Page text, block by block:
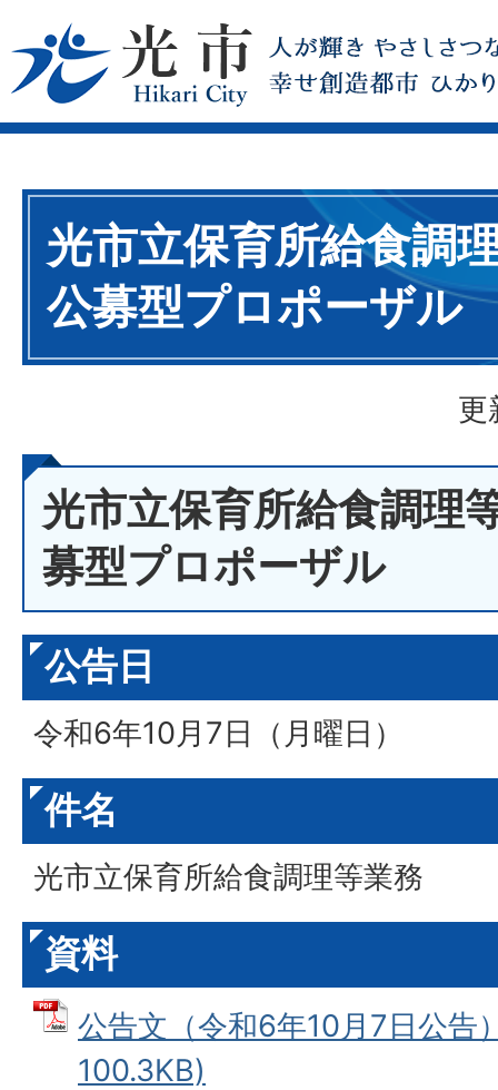
光市立保育所給食調
公募型プロポーザル
更
光市立保育所給食調理
募型プロポーザル
公告日
令和6年10月7日（月曜日）
件名
光市立保育所給食調理等業務
資料
公告文（令和6年10月7日公告
100.3KB)